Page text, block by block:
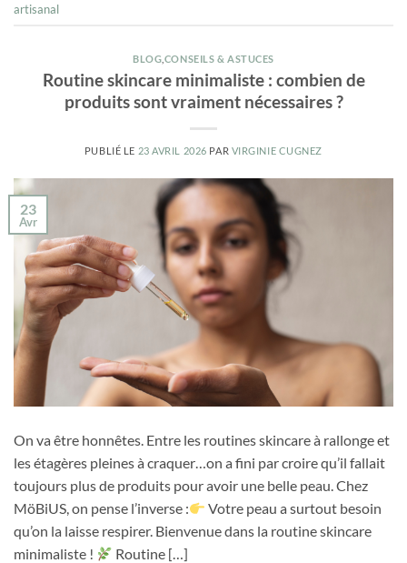
artisanal
BLOG CONSEILS & ASTUCES
Routine skincare minimaliste : combien de
produits sont vraiment nécessaires ?
PUBLIÉ LE 23 AVRIL 2026 PAR VIRGINIE CUGNEZ
23
Avr
On va être honnêtes. Entre les routines skincare à rallonge et
les étagères pleines à craquer…on a fini par croire qu’il fallait
toujours plus de produits pour avoir une belle peau. Chez
MöBiUS, on pense l’inverse :
Votre peau a surtout besoin
qu’on la laisse respirer. Bienvenue dans la routine skincare
minimaliste !
Routine […]